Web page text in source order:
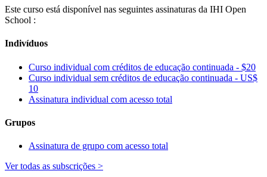
Este curso está disponível nas seguintes assinaturas da IHI Open
School :
Indivíduos
Curso individual com créditos de educação continuada - $20
Curso individual sem créditos de educação continuada - US$
10
Assinatura individual com acesso total
Grupos
Assinatura de grupo com acesso total
Ver todas as subscrições >